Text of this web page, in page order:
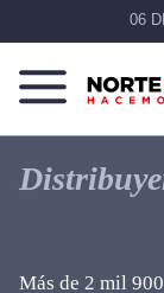
06
Norte
De
Más
que
noticias,
Más de 2 mil